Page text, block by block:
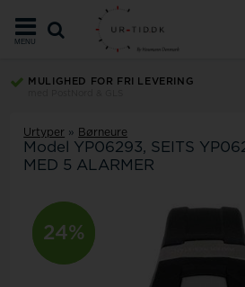
MENU
MULIGHED FOR FRI LEVERING
Urtyper » Børneure
Model YP06293
SEITS
MED 5 ALARMER
24%
24%